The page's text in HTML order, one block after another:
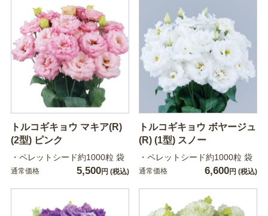
トルコギキョウ マキア(R)
(2型) ピンク
・ペレットシード約1000粒 袋
通常価格 5,500円 (税込)
トルコギキョウ ボヤージュ
(R) (1型) スノー
・ペレットシード約1000粒 袋
通常価格 6,600円 (税込)